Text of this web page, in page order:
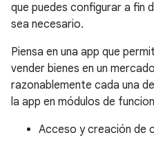
que puedes configurar a fin
sea necesario.
Piensa en una app que
vender bienes en un
razonablemente cada una
la app en módulos de
Acceso y creación de